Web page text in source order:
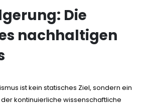
Die
nachhaltigen
ist kein statisches Ziel, sondern ein
kontinuierliche wissenschaftliche